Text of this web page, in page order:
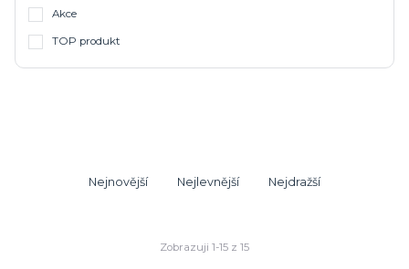
Akce
TOP produkt
Nejnovější Nejlevnější Nejdražší
Zobrazuji 1-15 z 15